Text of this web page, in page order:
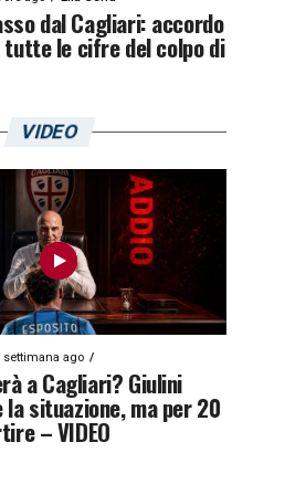
dal Cagliari: accordo
tutte le cifre del colpo di
VIDEO
settimana ago
a Cagliari? Giulini
situazione, ma per 20
– VIDEO